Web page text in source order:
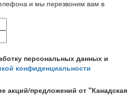
и мы перезвоним вам в
персональных данных и
конфиденциальности
акций/предложений от "Канадская